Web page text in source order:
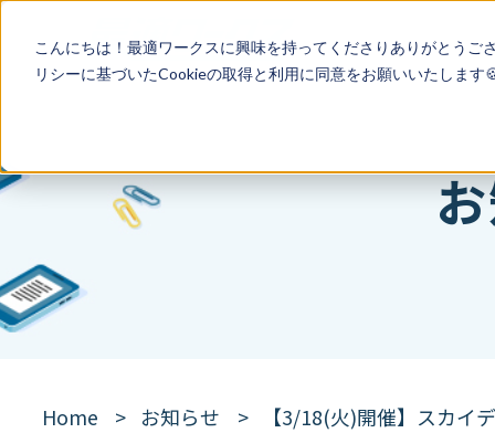
こんにちは！最適ワークスに興味を持ってくださりありがとう
リシーに基づいたCookieの取得と利用に同意をお願いいたします
Home お知らせ 【3/18(火)開催】スカイ